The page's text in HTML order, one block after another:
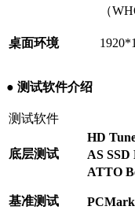
（
桌面环境
● 测试软件介绍
测试软件
底层测试
HD
AS SSD
ATTO
基准测试